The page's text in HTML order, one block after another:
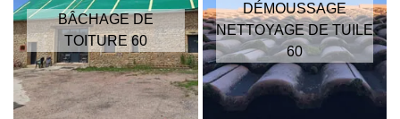
BÂCHAGE DE
TOITURE 60
DÉMOUSSAGE
NETTOYAGE DE TUILE
60